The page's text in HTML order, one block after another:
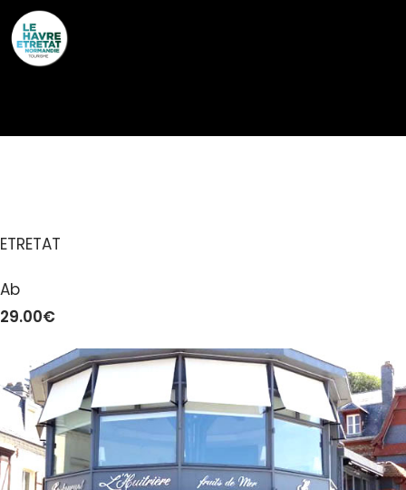
ETRETAT
Ab
29.00€
Cookies management panel